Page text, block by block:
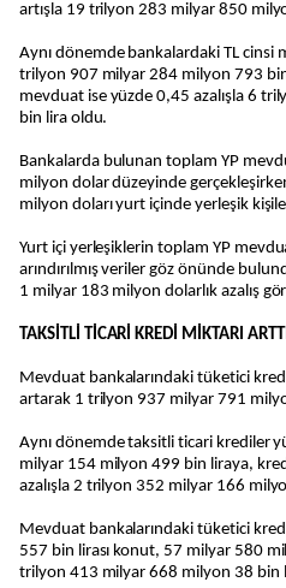
artışla 19 trilyon 283 milyar 850
Aynı dönemde bankalardaki TL cinsi
trilyon 907 milyar 284 milyon 793
mevduat ise yüzde 0,45 azalışla 6
bin lira oldu.
Bankalarda bulunan toplam YP
milyon dolar düzeyinde
milyon doları yurt içinde yerleşik
Yurt içi yerleşiklerin toplam YP
arındırılmış veriler göz önünde
1 milyar 183 milyon dolarlık azalış
TAKSİTLİ TİCARİ KREDİ MİKTARI
Mevduat bankalarındaki tüketici
artarak 1 trilyon 937 milyar 791
Aynı dönemde taksitli ticari krediler
milyar 154 milyon 499 bin liraya,
azalışla 2 trilyon 352 milyar 166
Mevduat bankalarındaki tüketici
557 bin lirası konut, 57 milyar 580
trilyon 413 milyar 668 milyon 38 bin